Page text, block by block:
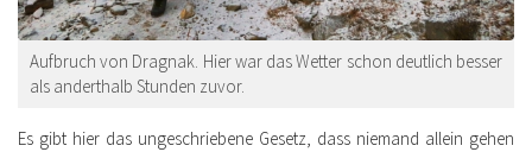
Aufbruch von Dragnak. Hier war das Wetter schon deutlich besser
als anderthalb Stunden zuvor.
Es gibt hier das ungeschriebene Gesetz, dass niemand allein gehen